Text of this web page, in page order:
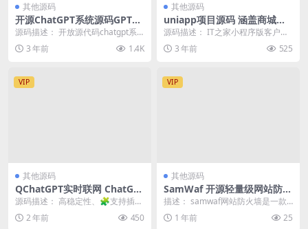
其他源码
开源ChatGPT系统源码GPT4.
0 3.5源码
源码描述： 开放源代码chatgpt系
统源码-支持gpt4.0和3.5版本，同
时...3 年前 1.4K
其他源码
uniapp项目源码 涵盖商城团
购等(32个案例)
源码描述： IT之家小程序版客户端
(使用 Mpvue 开发，兼容 Web)ith...
3 年前 525
VIP
其他源码
QChatGPT实时联网 ChatGP
T QQ 机器人平台安装教程
（支持OpenAI API：GPT-3.5
/ GPT-4）
源码描述： 高稳定性、🧩支持插
件、🌏实时联网的 ChatGPT QQ 机
器人🤖,...
2 年前 450
VIP
其他源码
SamWaf 开源轻量级网站防火
墙源码
描述： samwaf网站防火墙是一款
适用于小公司、工作室和个人网站
的开源轻量级网...
1 年前 25